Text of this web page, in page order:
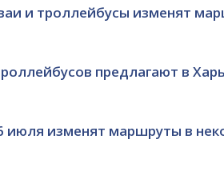
и троллейбусы изменят
предлагают в
июля изменят маршруты в